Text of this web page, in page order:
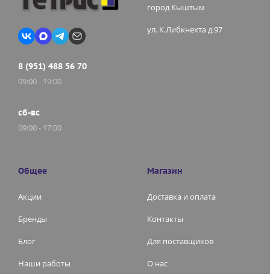
8 (951) 488 56 70
09:00 - 19:00
сб-вс
09:00 - 17:00
город Кыштым
ул. К.Либкнехта д.97
Общее
Акции
Бренды
Блог
Наши работы
Магазин
Доставка и оплата
Контакты
Для поставщиков
О нас